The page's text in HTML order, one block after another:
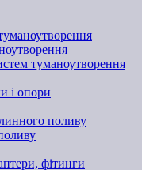
туманоутворення
і опори
поливу
фітинги